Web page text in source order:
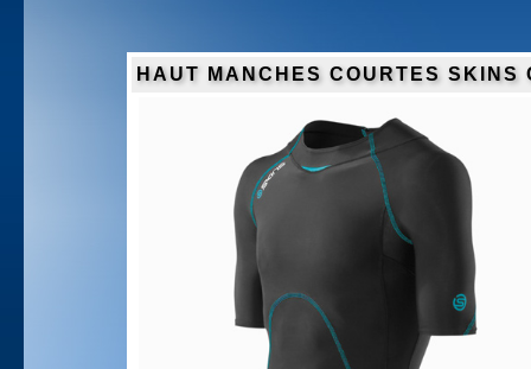
HAUT MANCHES COURTES SKINS